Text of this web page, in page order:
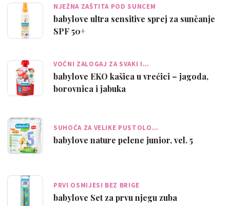
NJEŽNA ZAŠTITA POD SUNCEM
babylove ultra sensitive sprej za sunčanje
SPF 50+
VOĆNI ZALOGAJ ZA SVAKI I…
babylove EKO kašica u vrećici – jagoda,
borovnica i jabuka
SUHOĆA ZA VELIKE PUSTOLO…
babylove nature pelene junior, vel. 5
PRVI OSMIJESI BEZ BRIGE
babylove Set za prvu njegu zuba